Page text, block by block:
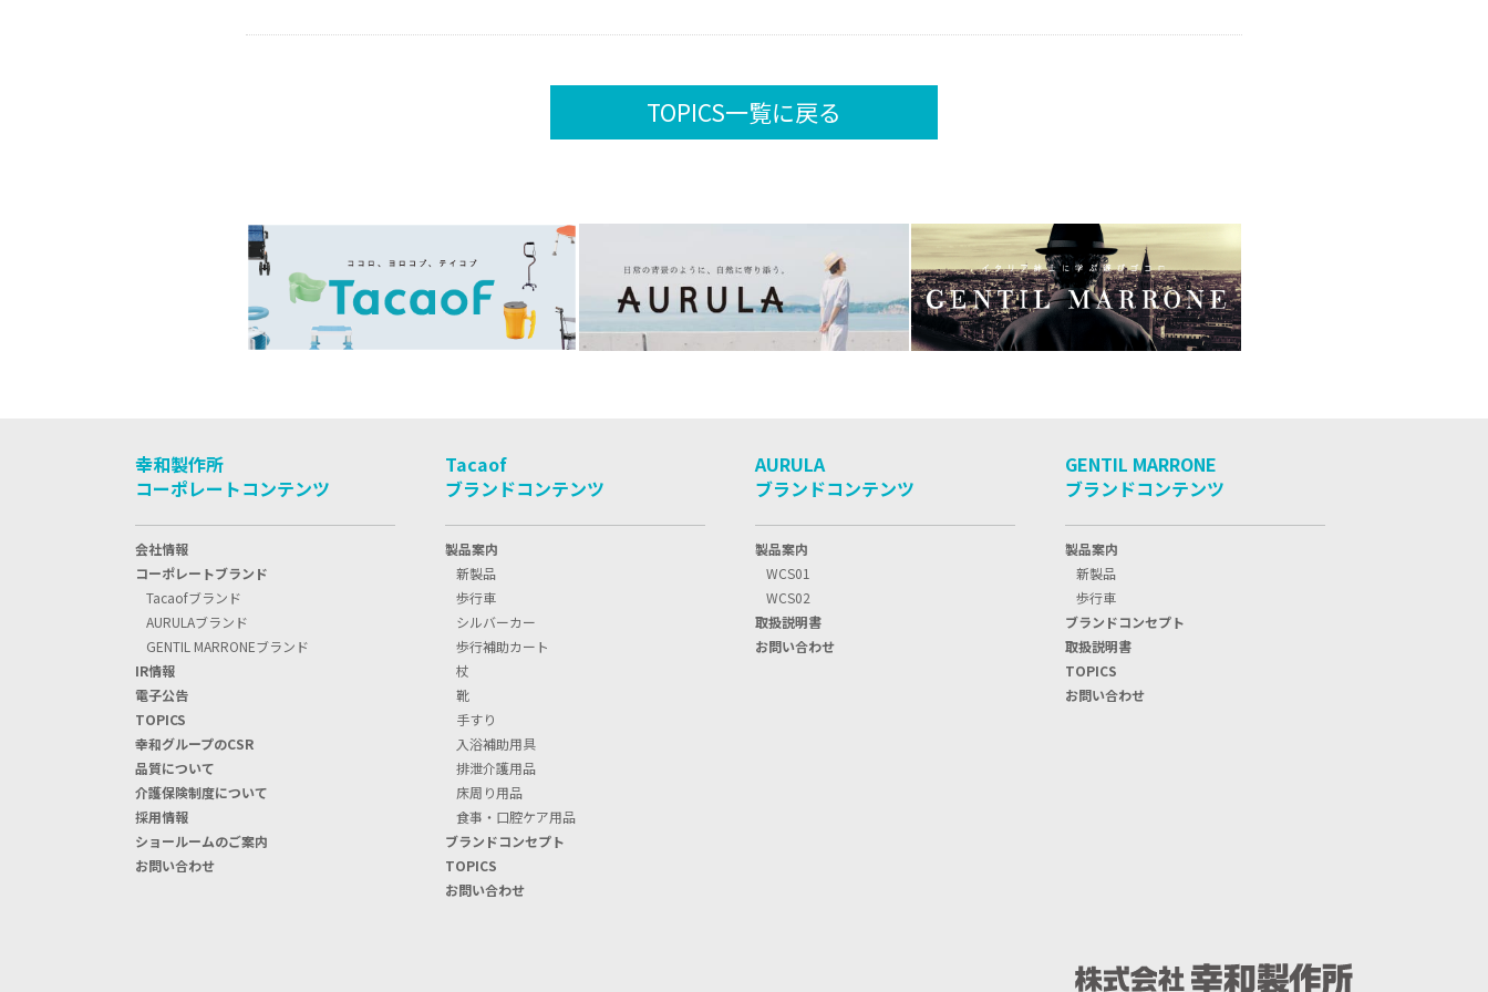
TOPICS一覧に戻る
幸和製作所
コーポレートコンテンツ
会社情報
コーポレートブランド
Tacaofブランド
AURULAブランド
GENTIL MARRONEブランド
IR情報
電子公告
TOPICS
幸和グループのCSR
品質について
介護保険制度について
採用情報
ショールームのご案内
お問い合わせ
Tacaof
ブランドコンテンツ
製品案内
新製品
歩行車
シルバーカー
歩行補助カート
杖
靴
手すり
入浴補助用具
排泄介護用品
床周り用品
食事・口腔ケア用品
ブランドコンセプト
TOPICS
お問い合わせ
AURULA
ブランドコンテンツ
製品案内
WCS01
WCS02
取扱説明書
お問い合わせ
GENTIL MARRONE
ブランドコンテンツ
製品案内
新製品
歩行車
ブランドコンセプト
取扱説明書
TOPICS
お問い合わせ